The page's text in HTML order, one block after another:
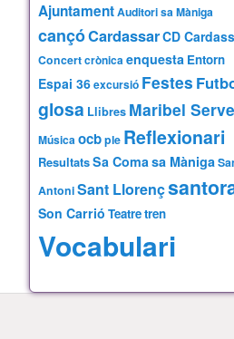
AjuntamentAuditori sa Màniga
cançóCardassarCD
Concertcrònicaenquesta Entorn
Espai 36excursió Festes
glosa Llibres Maribel
Músicaocbple Reflexionari
ResultatsSa Comasa Màniga
AntoniSant Llorenç
Son Carrió Teatretren
Vocabulari